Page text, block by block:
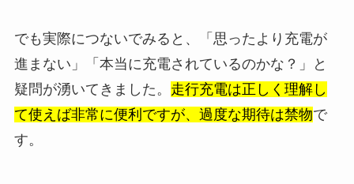
でも実際につないでみると、「思ったより充電が
進まない」「本当に充電されているのかな？」と
疑問が湧いてきました。 走行充電は正しく理解し
て使えば非常に便利ですが、過度な期待は禁物で
す。